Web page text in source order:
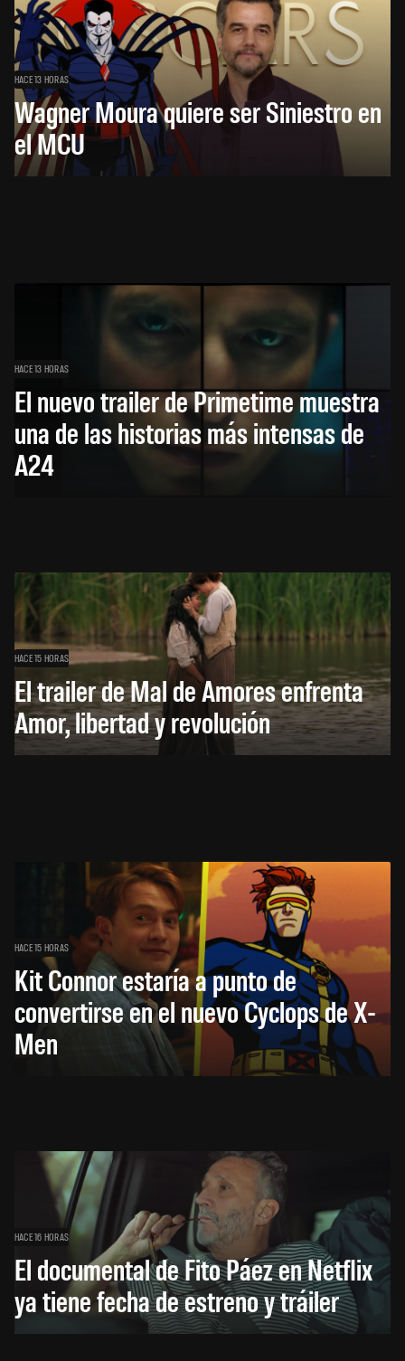
HACE 13 HORAS
Wagner Moura quiere ser Siniestro en
el MCU
HACE 13 HORAS
El nuevo trailer de Primetime muestra
una de las historias más intensas de
A24
HACE 15 HORAS
El trailer de Mal de Amores enfrenta
Amor, libertad y revolución
HACE 15 HORAS
Kit Connor estaría a punto de
convertirse en el nuevo Cyclops de X-
Men
HACE 16 HORAS
El documental de Fito Páez en Netflix
ya tiene fecha de estreno y tráiler